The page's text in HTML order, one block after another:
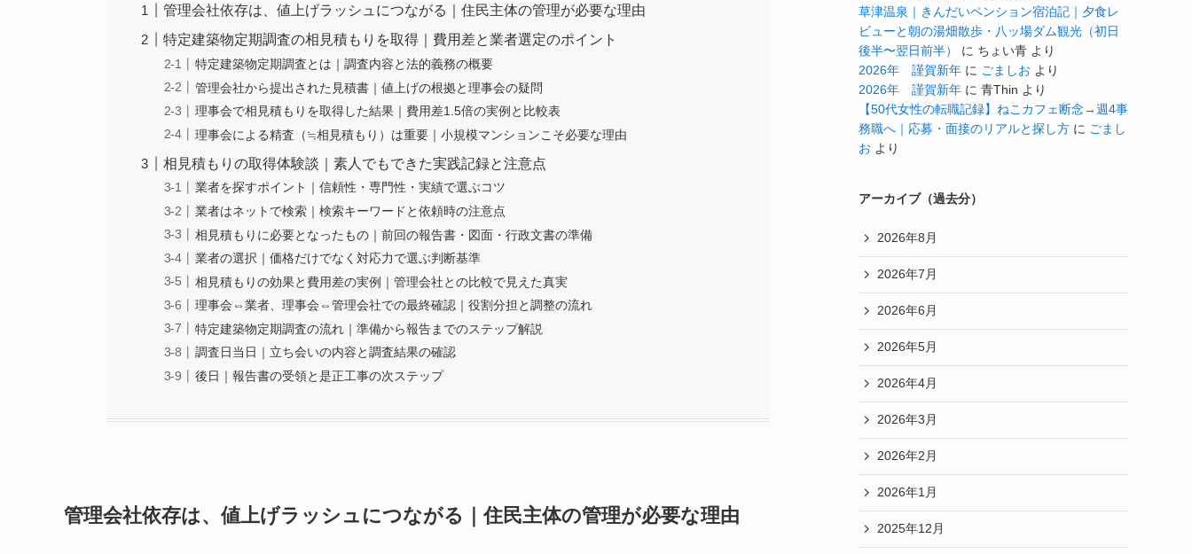
管理会社依存は、値上げラッシュにつながる｜住民主体の管理が必要な理由
特定建築物定期調査の相見積もりを取得｜費用差と業者選定のポイント
特定建築物定期調査とは｜調査内容と法的義務の概要
管理会社から提出された見積書｜値上げの根拠と理事会の疑問
理事会で相見積もりを取得した結果｜費用差1.5倍の実例と比較表
理事会による精査（≒相見積もり）は重要｜小規模マンションこそ必要な理由
相見積もりの取得体験談｜素人でもできた実践記録と注意点
業者を探すポイント｜信頼性・専門性・実績で選ぶコツ
業者はネットで検索｜検索キーワードと依頼時の注意点
相見積もりに必要となったもの｜前回の報告書・図面・行政文書の準備
業者の選択｜価格だけでなく対応力で選ぶ判断基準
相見積もりの効果と費用差の実例｜管理会社との比較で見えた真実
理事会⇔業者、理事会⇔管理会社での最終確認｜役割分担と調整の流れ
特定建築物定期調査の流れ｜準備から報告までのステップ解説
調査日当日｜立ち会いの内容と調査結果の確認
後日｜報告書の受領と是正工事の次ステップ
管理会社依存は、値上げラッシュにつながる｜住民主体の管理が必要な理由
草津温泉｜きんだいペンション宿泊記｜夕食レ
ビューと朝の湯畑散歩・八ッ場ダム観光（初日
後半〜翌日前半）
に ちょい青 より
2026年 謹賀新年 に ごましお より
2026年 謹賀新年 に 青Thin より
【50代女性の転職記録】ねこカフェ断念→週4事
務職へ｜応募・面接のリアルと探し方 に ごまし
お より
アーカイブ（過去分）
2026年8月
2026年7月
2026年6月
2026年5月
2026年4月
2026年3月
2026年2月
2026年1月
2025年12月